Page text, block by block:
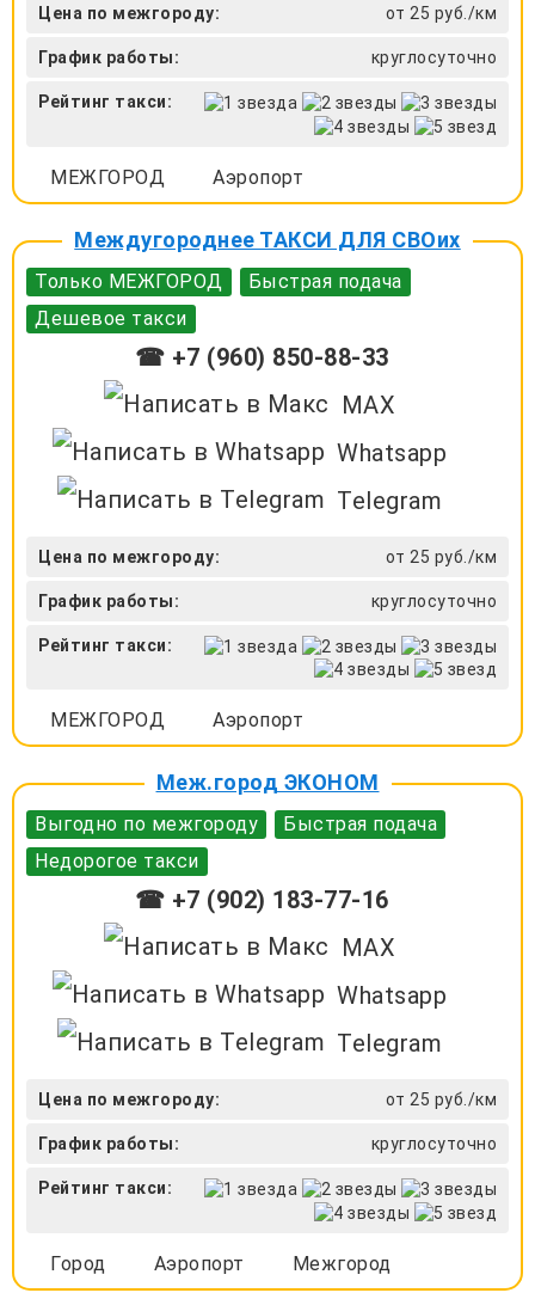
Цена по межгороду: от 25 руб./км
График работы: круглосуточно
Рейтинг такси:
МЕЖГОРОД Аэропорт
Междугороднее ТАКСИ ДЛЯ СВОих
Только МЕЖГОРОД
Быстрая подача
Дешевое такси
☎ +7 (960) 850-88-33
MAX
Whatsapp
Telegram
Цена по межгороду: от 25 руб./км
График работы: круглосуточно
Рейтинг такси:
МЕЖГОРОД Аэропорт
Меж.город ЭКОНОМ
Выгодно по межгороду
Быстрая подача
Недорогое такси
☎ +7 (902) 183-77-16
MAX
Whatsapp
Telegram
Цена по межгороду: от 25 руб./км
График работы: круглосуточно
Рейтинг такси:
Город Аэропорт Межгород